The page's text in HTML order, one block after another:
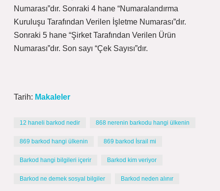
Numarası”dır. Sonraki 4 hane “Numaralandırma
Kuruluşu Tarafından Verilen İşletme Numarası”dır.
Sonraki 5 hane “Şirket Tarafından Verilen Ürün
Numarası”dır. Son sayı “Çek Sayısı”dır.
Tarih: Makaleler
12 haneli barkod nedir 868 nerenin barkodu hangi ülkenin
869 barkod hangi ülkenin 869 barkod İsrail mi
Barkod hangi bilgileri içerir Barkod kim veriyor
Barkod ne demek sosyal bilgiler Barkod neden alınır